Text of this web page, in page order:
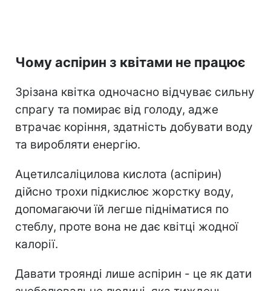
Чому аспірин з квітами не працює
Зрізана квітка одночасно відчуває сильну
спрагу та помирає від голоду, адже
втрачає коріння, здатність добувати воду
та виробляти енергію.
Ацетилсаліцилова кислота (аспірин)
дійсно трохи підкислює жорстку воду,
допомагаючи їй легше підніматися по
стеблу, проте вона не дає квітці жодної
калорії.
Давати троянді лише аспірин - це як дати